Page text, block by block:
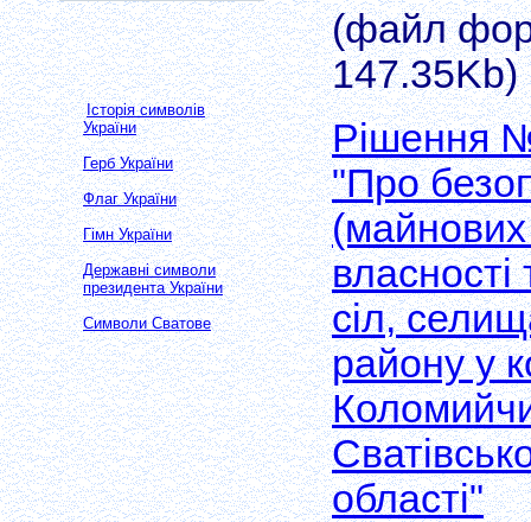
Історія символів
України
Герб України
Флаг України
Гімн України
Державні символи
президента України
Символи Сватове
(файл
147.35Kb)
Рішення
"Про
(майнових
сіл,
району у
області"